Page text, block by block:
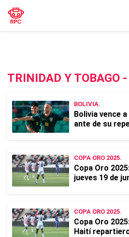
TRINIDAD Y TOBAGO
BOLIVIA.
Bolivia vence
ante de su
COPA ORO 2025.
Copa Oro
jueves 19 de
COPA ORO 2025.
Copa Oro
Haití